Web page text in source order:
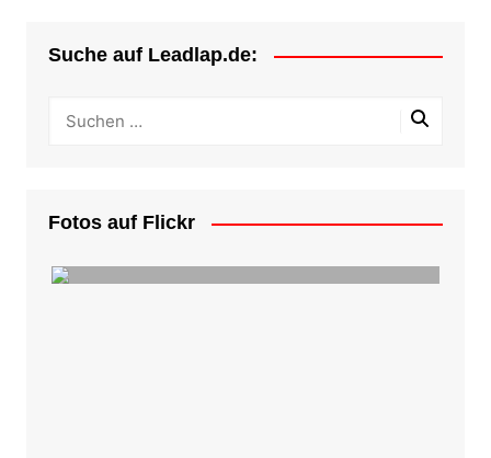
Suche auf Leadlap.de:
Fotos auf Flickr